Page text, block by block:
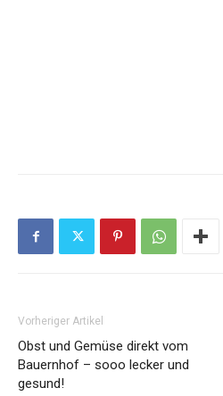
Vorheriger Artikel
Obst und Gemüse direkt vom
Bauernhof – sooo lecker und
gesund!